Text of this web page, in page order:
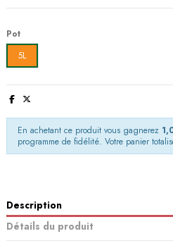
Pot
5L
En achetant ce produit vous gagnerez
programme de fidélité. Votre panier
Description
Détails du produit